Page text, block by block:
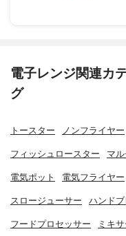
電子レンジ関連カ
グ
トースター ノンフライヤー
フィッシュロースター マ
電気ポット 電気フライヤー
スロージューサー ハンド
フードプロセッサー ミキ